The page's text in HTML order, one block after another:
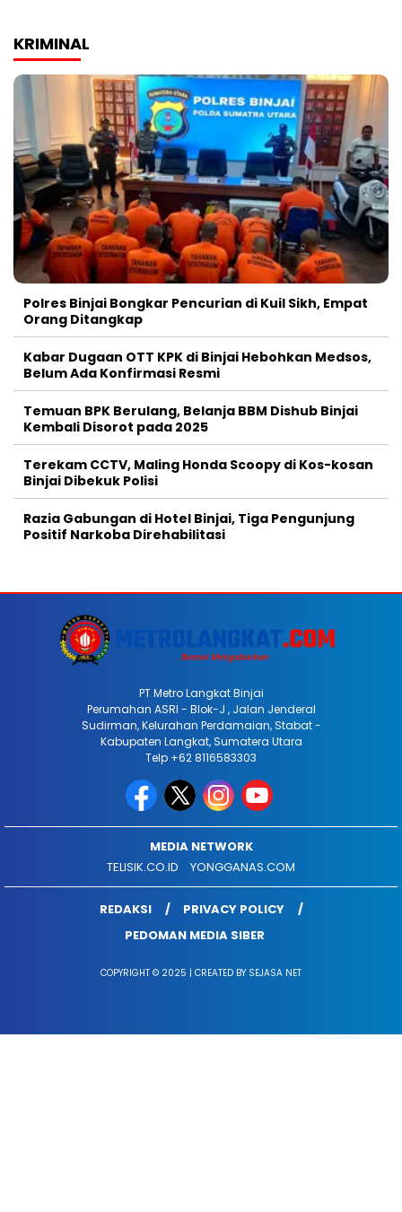
KRIMINAL
Polres Binjai Bongkar Pencurian di Kuil Sikh, Empat
Orang Ditangkap
Kabar Dugaan OTT KPK di Binjai Hebohkan Medsos,
Belum Ada Konfirmasi Resmi
Temuan BPK Berulang, Belanja BBM Dishub Binjai
Kembali Disorot pada 2025
Terekam CCTV, Maling Honda Scoopy di Kos-kosan
Binjai Dibekuk Polisi
Razia Gabungan di Hotel Binjai, Tiga Pengunjung
Positif Narkoba Direhabilitasi
PT Metro Langkat Binjai
Perumahan ASRI - Blok-J , Jalan Jenderal
Sudirman, Kelurahan Perdamaian, Stabat -
Kabupaten Langkat, Sumatera Utara
Telp +62 8116583303
MEDIA NETWORK
TELISIK.CO.ID
YONGGANAS.COM
REDAKSI
PRIVACY POLICY
PEDOMAN MEDIA SIBER
COPYRIGHT © 2025 | CREATED BY SEJASA NET